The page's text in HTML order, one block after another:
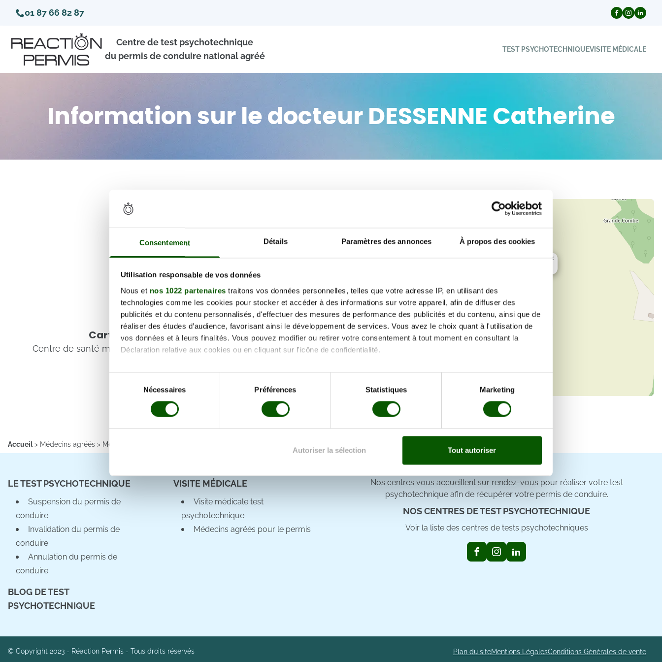
Consentement Détails Paramètres des annonces À propos des cookies
Utilisation responsable de vos données
Nous et nos 1022 partenaires traitons vos données personnelles, telles que votre adresse IP, en utilisant des
technologies comme les cookies pour stocker et accéder à des informations sur votre appareil, afin de diffuser des
publicités et du contenu personnalisés, d'effectuer des mesures de performance des publicités et du contenu, ainsi que de
réaliser des études d’audience, favorisant ainsi le développement de services. Vous avez le choix quant à l'utilisation de
vos données et à leurs finalités. Vous pouvez modifier ou retirer votre consentement à tout moment en consultant la
Déclaration relative aux cookies ou en cliquant sur l'icône de confidentialité.
Si vous le permettez, nous aimerions également :
Collecter des informations sur votre localisation géographique qui peuvent être précises à plusieurs mètres près
digitales).
. Vous pouvez modifier ou retirer votre consentement à tout moment à partir de la déclaration sur les cookies.
partenaires de médias sociaux, de publicité et d'analyse, qui peuvent combiner celles-ci avec d'autres informations que
vous leur avez fournies ou qu'ils ont collectées lors de votre utilisation de leurs services.
consentement
Nécessaires Préférences Statistiques Marketing
Autoriser la sélection Tout autoriser
01 87 66 82 87
Centre de test psychotechnique
du permis de conduire national agréé
TEST PSYCHOTECHNIQUEVISITE MÉDICALE
Information sur le docteur DESSENNE Catherine
Voir les coordonnées
Carte et informations d'accès
Centre de santé médical (médecin), 70180 Dampierre-sur-Salon
×
−
Accueil> Médecins agréés > Médecins agréés
LE TEST PSYCHOTECHNIQUE
Suspension du permis de
conduire
Invalidation du permis de
conduire
Annulation du permis de
conduire
BLOG DE TEST
PSYCHOTECHNIQUE
VISITE MÉDICALE
Visite médicale test
psychotechnique
Médecins agréés pour le permis
Nos centres vous accueillent sur rendez-vous pour réaliser votre test
psychotechnique afin de récupérer votre permis de conduire.
NOS CENTRES DE TEST PSYCHOTECHNIQUE
Voir la liste des centres de tests psychotechniques
© Copyright 2023 - Réaction Permis - Tous droits réservés Plan du siteMentions LégalesConditions Générales de vente